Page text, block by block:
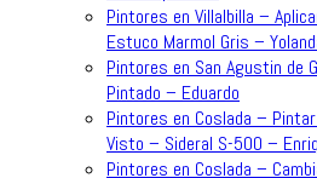
Pintores en Villalbilla –
Estuco Marmol Gris –
Pintores en San Agustin de
Pintado – Eduardo
Pintores en Coslada –
Visto – Sideral S-500 –
Pintores en Coslada –